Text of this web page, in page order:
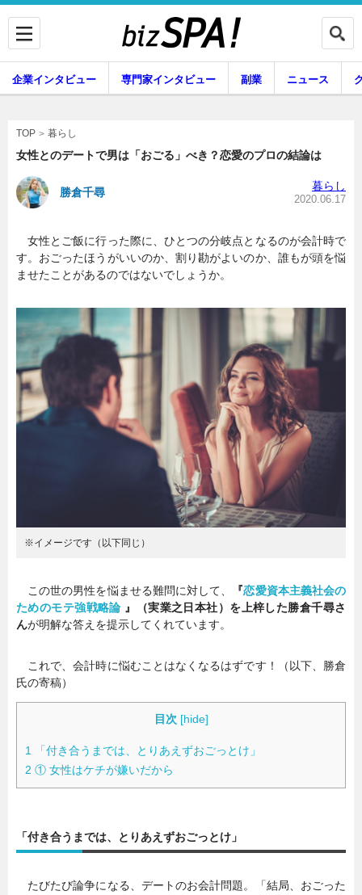
企業インタビュー 専門家インタビュー
副業 ニュース
グルメ
暮らし エンタメ
連載一覧
企業インタビュー 専門家インタビュー 副業 ニュース
TOP 暮らし
女性とのデートで男は「おごる」べき？恋愛のプロの結論は
勝倉千尋 暮らし
2020.06.17
女性とご飯に行った際に、ひとつの分岐点となるのが会計時で
す。おごったほうがいいのか、割り勘がよいのか、誰もが頭を悩
ませたことがあるのではないでしょうか。
※イメージです（以下同じ）
この世の男性を悩ませる難問に対して、 『恋愛資本主義社会の
ためのモテ強戦略論 』（実業之日本社）を上梓した勝倉千尋さ
んが明解な答えを提示してくれています。
これで、会計時に悩むことはなくなるはずです！（以下、勝倉
氏の寄稿）
目次 [hide]
1 「付き合うまでは、とりあえずおごっとけ」
2 ① 女性はケチが嫌いだから
「付き合うまでは、とりあえずおごっとけ」
たびたび論争になる、デートのお会計問題。「結局、おごった